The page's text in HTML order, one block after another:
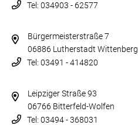
Tel: 034903 - 62577
Bürgermeisterstraße 7
06886 Lutherstadt Wittenberg
Tel: 03491 - 414820
Leipziger Straße 93
06766 Bitterfeld-Wolfen
Tel: 03494 - 368031